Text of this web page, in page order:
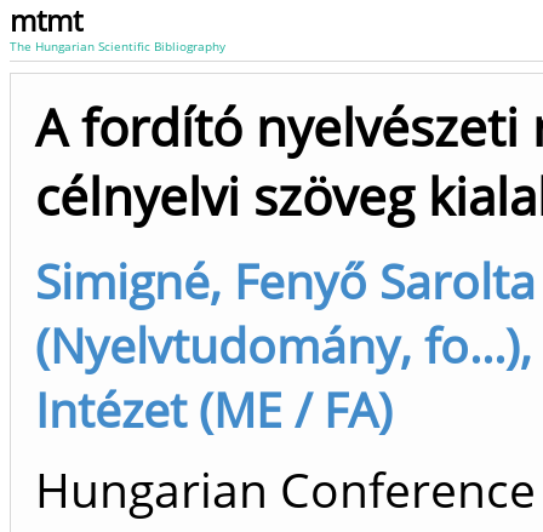
mtmt
The Hungarian Scientific Bibliography
A fordító nyelvészeti
célnyelvi szöveg
Simigné, Fenyő
(Nyelvtudomány,
Intézet (ME / FA)
Hungarian